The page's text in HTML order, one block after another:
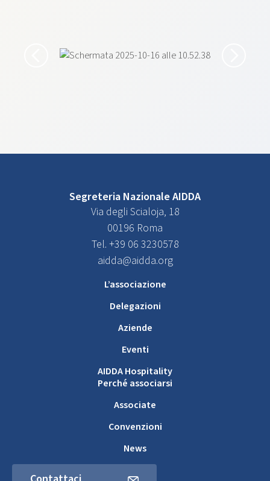
Segreteria Nazionale AIDDA
Via degli Scialoja, 18
00196 Roma
Tel. +39 06 3230578
aidda@aidda.org
L’associazione
Delegazioni
Aziende
Eventi
AIDDA Hospitality
Perché associarsi
Associate
Convenzioni
News